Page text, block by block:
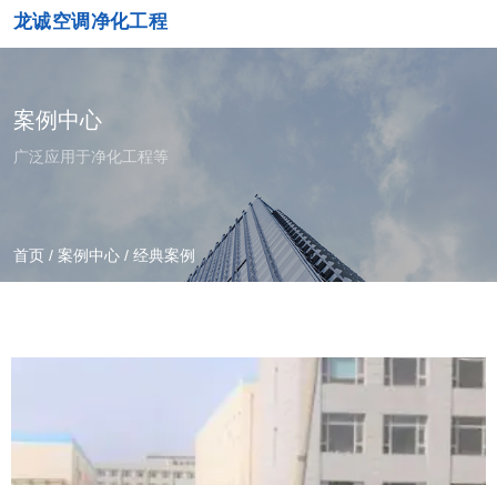
龙诚空调净化工程
案例中心
广泛应用于净化工程等
首页 / 案例中心 / 经典案例